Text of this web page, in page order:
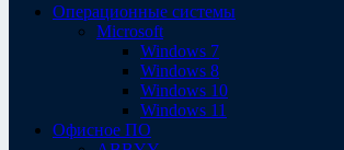
Операционные системы
Microsoft
Windows 7
Windows 8
Windows 10
Windows 11
Офисное ПО